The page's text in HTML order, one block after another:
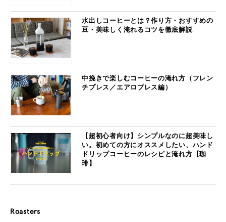
水出しコーヒーとは？作り方・おすすめの
豆・美味しく淹れるコツを徹底解説
中挽きで楽しむコーヒーの淹れ方（フレン
チプレス／エアロプレス編）
【超初心者向け】シンプルなのに超美味し
い。初めての方にオススメしたい、ハンド
ドリップコーヒーのレシピと淹れ方【珈
琲】
Roasters